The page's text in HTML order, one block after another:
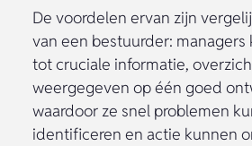
De voordelen ervan zijn
van een bestuurder:
tot cruciale informatie,
weergegeven op één goed
waardoor ze snel problemen
identificeren en actie kunnen